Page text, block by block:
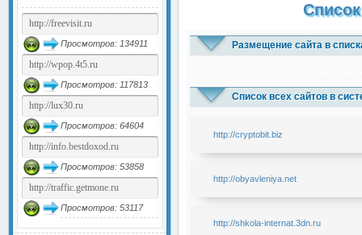
Просмотров: 134911
Просмотров: 117813
Просмотров: 64604
Просмотров: 53858
Просмотров: 53117
Размещение сайта в
Список всех сайтов в
http://cryptobit.biz
http://obyavleniya.net
http://shkola-internat.3dn.ru